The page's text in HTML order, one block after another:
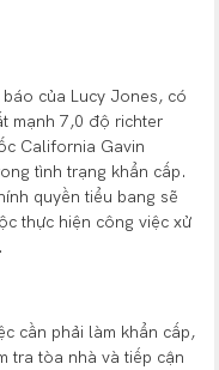
của Lucy Jones, có
mạnh 7,0 độ richter
California Gavin
tình trạng khẩn cấp.
quyền tiểu bang sẽ
thực hiện công việc xử
cần phải làm khẩn cấp,
tra tòa nhà và tiếp cận